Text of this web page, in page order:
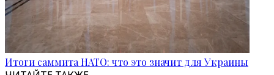
Итоги саммита НАТО: что это значит для Украины